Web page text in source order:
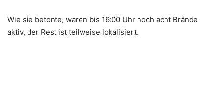
Wie sie betonte, waren bis 16:00 Uhr noch acht Brände
aktiv, der Rest ist teilweise lokalisiert.